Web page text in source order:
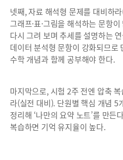
넷째, 자료 해석형 문제를 대비하
그래프·표·그림을 해석하는 문항
다시 그려 보며 추세를 설명하는
데이터 분석형 문항이 강화되므로
수학 개념과 함께 공부해야 한다.
마지막으로, 시험 2주 전엔 압축
라(실전 대비). 단원별 핵심 개념 5
정리해 ‘나만의 요약 노트’를 만든
복습하면 기억 유지율이 높다.